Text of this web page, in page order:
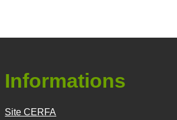
Informations
Site CERFA